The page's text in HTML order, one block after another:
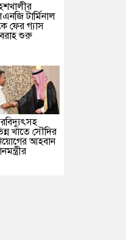
টার্মিনাল
ফের গ্যাস
শুরু
খাতে সৌদির
আহবান